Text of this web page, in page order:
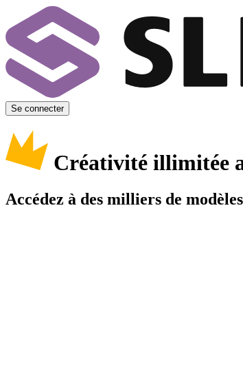
Se connecter
Créativité illimitée
Accédez à des milliers de